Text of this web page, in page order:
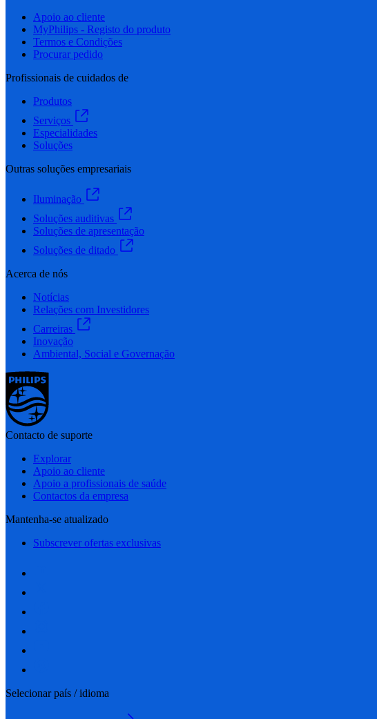
Apoio ao cliente
MyPhilips - Registo do produto
Termos e Condições
Procurar pedido
Profissionais de cuidados de
Produtos
Serviços
Especialidades
Soluções
Outras soluções empresariais
Iluminação
Soluções auditivas
Soluções de apresentação
Soluções de ditado
Acerca de nós
Notícias
Relações com Investidores
Carreiras
Inovação
Ambiental, Social e Governação
Contacto de suporte
Explorar
Apoio ao cliente
Apoio a profissionais de saúde
Contactos da empresa
Mantenha-se atualizado
Subscrever ofertas exclusivas
Selecionar país / idioma